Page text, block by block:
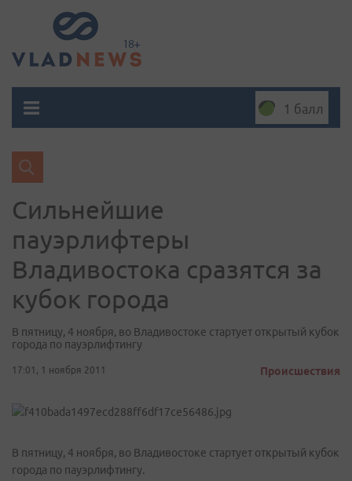
1 балл
Сильнейшие
пауэрлифтеры
Владивостока сразятся за
кубок города
В пятницу, 4 ноября, во Владивостоке стартует открытый кубок
города по пауэрлифтингу
17:01, 1 ноября 2011 Происшествия
В пятницу, 4 ноября, во Владивостоке стартует открытый кубок
города по пауэрлифтингу.